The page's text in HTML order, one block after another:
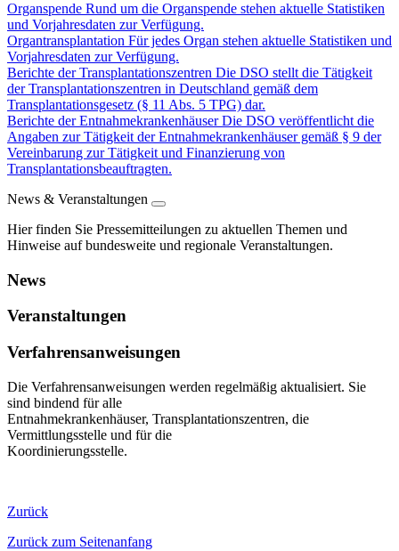
Organspende Rund um die Organspende stehen aktuelle Statistiken
und Vorjahresdaten zur Verfügung.
Organtransplantation Für jedes Organ stehen aktuelle Statistiken und
Vorjahresdaten zur Verfügung.
Berichte der Transplantationszentren Die DSO stellt die Tätigkeit
der Transplantationszentren in Deutschland gemäß dem
Transplantationsgesetz (§ 11 Abs. 5 TPG) dar.
Berichte der EntnahmekrankenhäuserDie DSO veröffentlicht die
Angaben zur Tätigkeit der Entnahmekrankenhäuser gemäß § 9 der
Vereinbarung zur Tätigkeit und Finanzierung von
Transplantationsbeauftragten.
News & Veranstaltungen
Hier finden Sie Pressemitteilungen zu aktuellen Themen und
Hinweise auf bundesweite und regionale Veranstaltungen.
News
Veranstaltungen
Verfahrensanweisungen
​​​​​​​​Die Verfahrensanweisungen werden regelmäßig aktualisiert. Sie
sind bindend für alle
Entnahmekrankenhäuser, Transplantationszentren, die
Vermittlungsstelle und für die
Koordinierungsstelle.​
Zurück
Zurück zum Seitenanfang